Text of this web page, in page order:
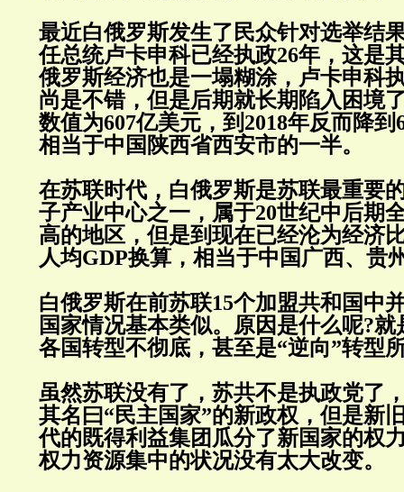
最近白俄罗斯发生了民众针对选举结
任总统卢卡申科已经执政26年，这是
俄罗斯经济也是一塌糊涂，卢卡申科
尚是不错，但是后期就长期陷入困境
数值为607亿美元，到2018年反而降到
相当于中国陕西省西安市的一半。
在苏联时代，白俄罗斯是苏联最重要
子产业中心之一，属于20世纪中后期
高的地区，但是到现在已经沦为经济
人均GDP换算，相当于中国广西、贵
白俄罗斯在前苏联15个加盟共和国中
国家情况基本类似。原因是什么呢?
各国转型不彻底，甚至是“逆向”转型
虽然苏联没有了，苏共不是执政党了
其名曰“民主国家”的新政权，但是新
代的既得利益集团瓜分了新国家的权
权力资源集中的状况没有太大改变。